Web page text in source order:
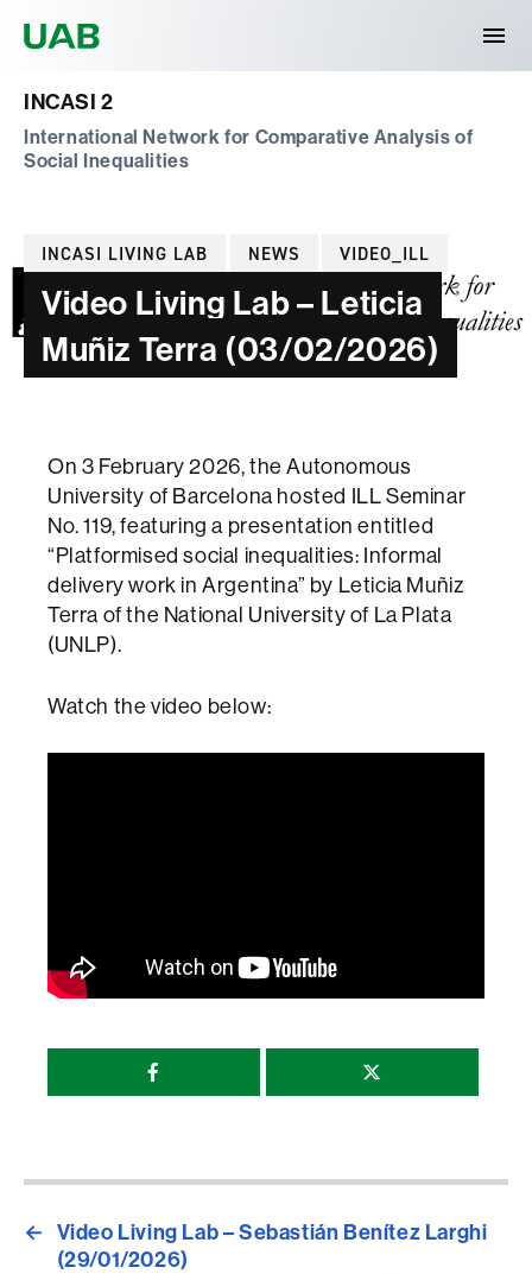
INCASI 2
International Network for Comparative Analysis of
Social Inequalities
Categories
INCASI LIVING LAB NEWS VIDEO_ILL
Video Living Lab – Leticia
Muñiz Terra (03/02/2026)
On 3 February 2026, the Autonomous
University of Barcelona hosted ILL Seminar
No. 119, featuring a presentation entitled
“Platformised social inequalities: Informal
delivery work in Argentina” by Leticia Muñiz
Terra of the National University of La Plata
(UNLP).
Watch the video below:
Compartir
página
← Video Living Lab – Sebastián Benítez Larghi
(29/01/2026)